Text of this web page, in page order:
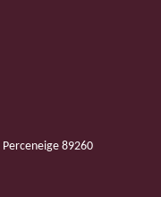
89260